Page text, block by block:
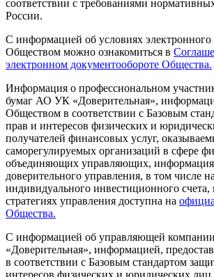
соответствии с требованиями
России.
С информацией об условиях электронного
Обществом можно ознакомиться в
электронном документообороте Общества.
Информация о профессиональном
бумаг АО УК «Доверительная»,
Обществом в соответствии с Базовым
прав и интересов физических и
получателей финансовых услуг,
саморегулируемых организаций в сфере
объединяющих управляющих, информация
доверительного управления, в том числе
индивидуального инвестиционного счета,
стратегиях управления доступна на
Общества.
С информацией об управляющей
«Доверительная», информацией,
в соответствии с Базовым стандартом